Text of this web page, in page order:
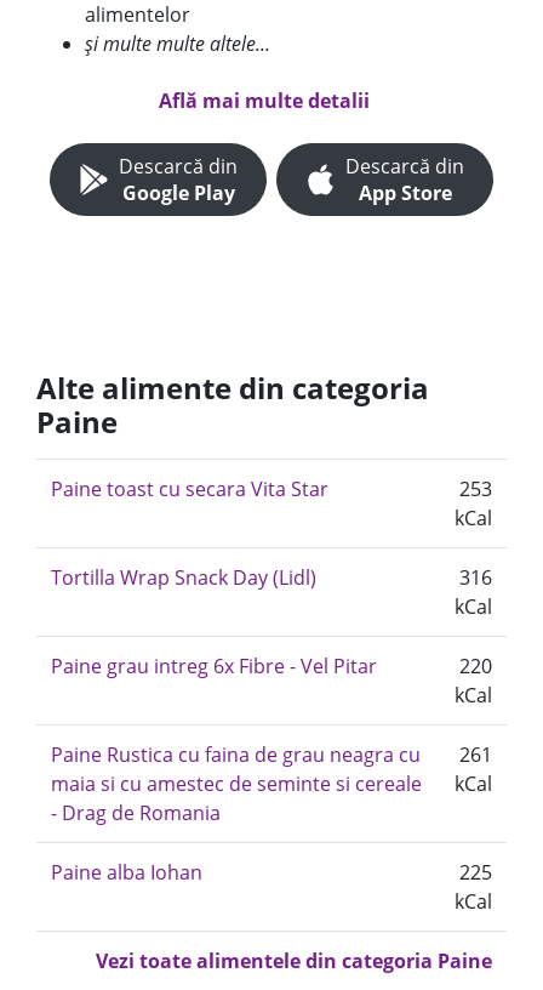
alimentelor
și multe multe altele...
Află mai multe detalii
Descarcă din
Google Play
Descarcă din
App Store
Alte alimente din categoria
Paine
Paine toast cu secara Vita Star
253
kCal
Tortilla Wrap Snack Day (Lidl)
316
kCal
Paine grau intreg 6x Fibre - Vel Pitar
220
kCal
Paine Rustica cu faina de grau neagra cu
maia si cu amestec de seminte si cereale
- Drag de Romania
261
kCal
Paine alba Iohan
225
kCal
Vezi toate alimentele din categoria Paine